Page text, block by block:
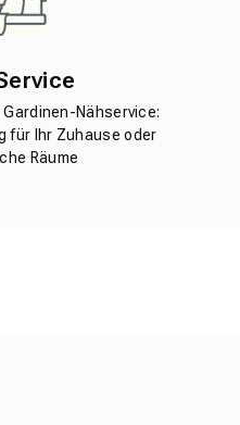
Nähservice:
für Ihr Zuhause oder
Räume